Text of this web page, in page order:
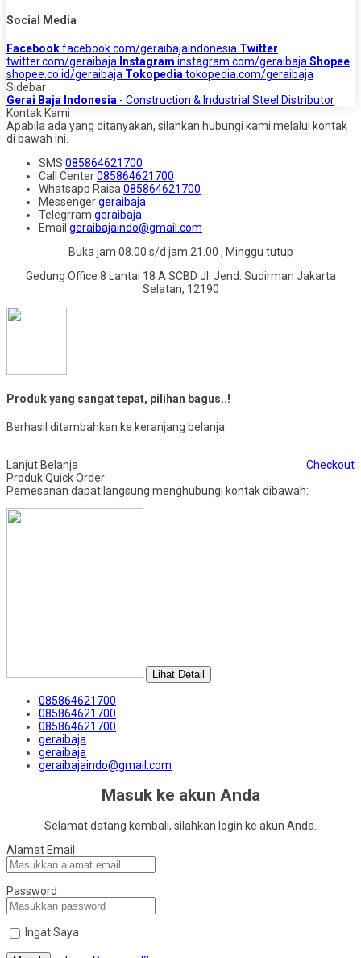
Social Media
Facebookfacebook.com/geraibajaindonesia Twitter
twitter.com/geraibaja Instagram instagram.com/geraibaja Shopee
shopee.co.id/geraibaja Tokopedia tokopedia.com/geraibaja
Sidebar
Gerai Baja Indonesia - Construction & Industrial Steel Distributor
Kontak Kami
Apabila ada yang ditanyakan, silahkan hubungi kami melalui kontak
di bawah ini.
SMS 085864621700
Call Center085864621700
Whatsapp Raisa 085864621700
Messengergeraibaja
Telegrram geraibaja
Email geraibajaindo@gmail.com
Buka jam 08.00 s/d jam 21.00 , Minggu tutup
Gedung Office 8 Lantai 18 A SCBD Jl. Jend. Sudirman Jakarta
Selatan, 12190
Produk yang sangat tepat, pilihan bagus..!
Berhasil ditambahkan ke keranjang belanja
Lanjut Belanja
Checkout
Produk Quick Order
Pemesanan dapat langsung menghubungi kontak dibawah:
Lihat Detail
085864621700
085864621700
085864621700
geraibaja
geraibaja
geraibajaindo@gmail.com
Masuk ke akun Anda
Selamat datang kembali, silahkan login ke akun Anda.
Alamat Email
Password
Ingat Saya